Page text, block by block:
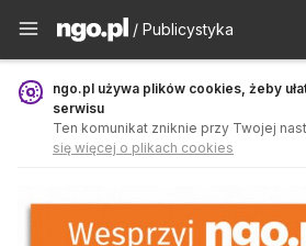
Publicystyka - ngo.pl
/ Publicystyka
ngo.pl używa plików cookies, żeby
serwisu
Ten komunikat zniknie przy Twojej
się więcej o plikach cookies